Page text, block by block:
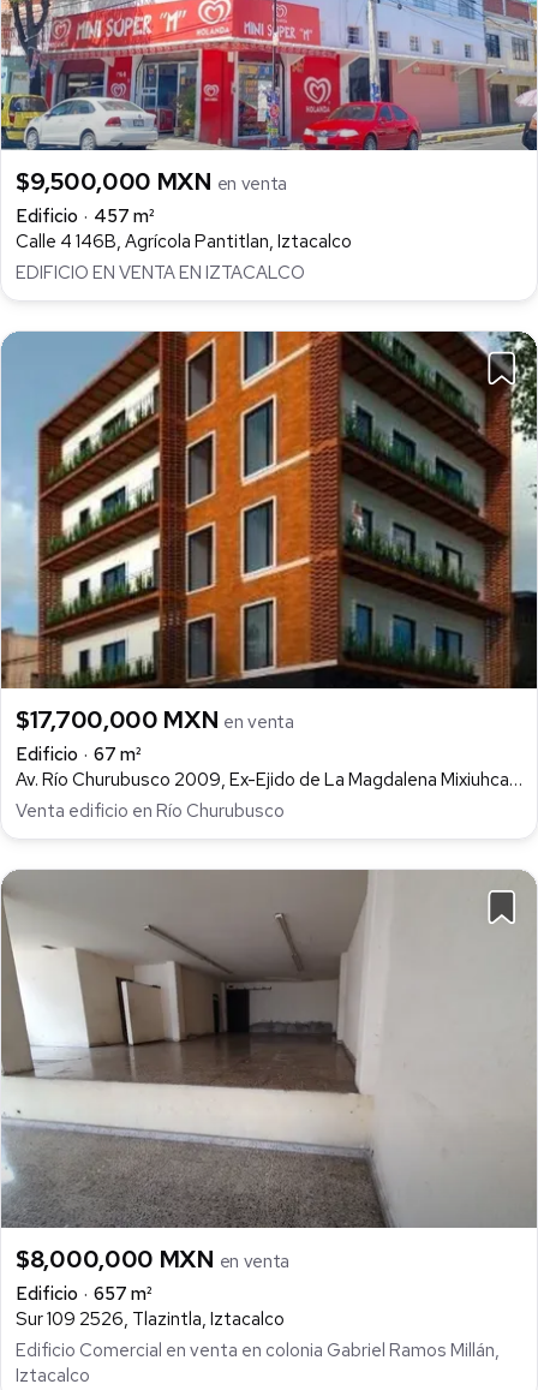
$9,500,000 MXN en venta
Edificio
457 m²
Calle 4 146B, Agrícola Pantitlan, Iztacalco
EDIFICIO EN VENTA EN IZTACALCO
$17,700,000 MXN en venta
Edificio
67 m²
Av. Río Churubusco 2009, Ex-Ejido de La Magdalena Mixiuhca, Iztacalco
Venta edificio en Río Churubusco
$8,000,000 MXN en venta
Edificio
657 m²
Sur 109 2526, Tlazintla, Iztacalco
Edificio Comercial en venta en colonia Gabriel Ramos Millán,
Iztacalco